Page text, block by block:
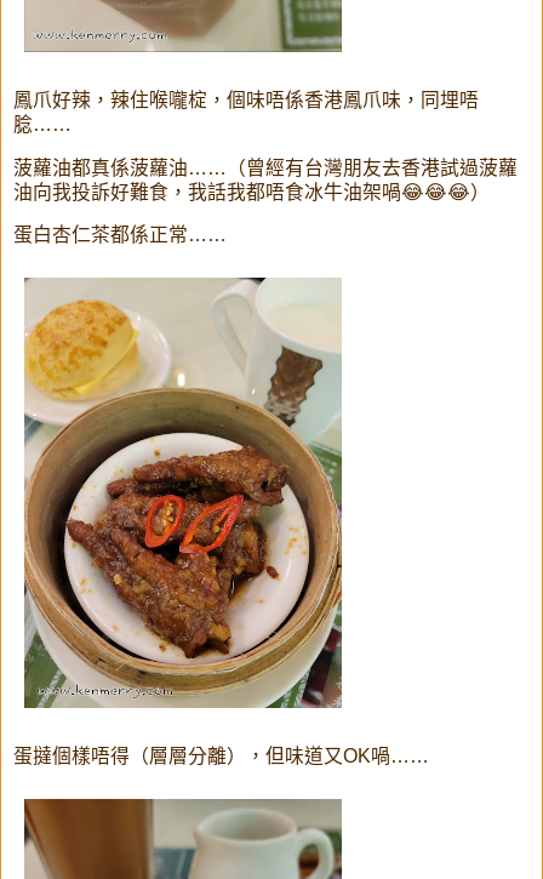
鳳爪好辣，辣住喉嚨椗，個味唔係香港鳳爪味，同埋唔
腍……
菠蘿油都真係菠蘿油……（曾經有台灣朋友去香港試過菠蘿
油向我投訴好難食，我話我都唔食冰牛油架喎😂😂😂）
蛋白杏仁茶都係正常……
蛋撻個樣唔得（層層分離），但味道又OK喎……